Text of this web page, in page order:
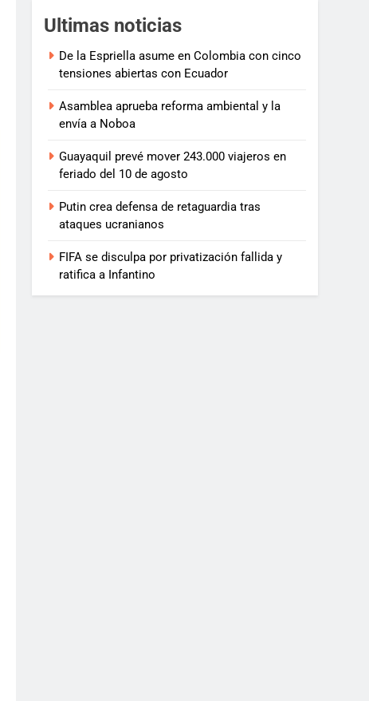
Ultimas noticias
De la Espriella asume en Colombia con cinco
tensiones abiertas con Ecuador
Asamblea aprueba reforma ambiental y la
envía a Noboa
Guayaquil prevé mover 243.000 viajeros en
feriado del 10 de agosto
Putin crea defensa de retaguardia tras
ataques ucranianos
FIFA se disculpa por privatización fallida y
ratifica a Infantino